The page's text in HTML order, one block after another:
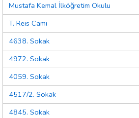
Mustafa Kemal İlköğretim Okulu
T. Reis Cami
4638. Sokak
4972. Sokak
4059. Sokak
4517/2. Sokak
4845. Sokak